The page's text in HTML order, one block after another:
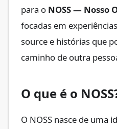
para o NOSS — Nosso
focadas em
source e histórias que
caminho de outra
O que é o
O NOSS nasce de uma